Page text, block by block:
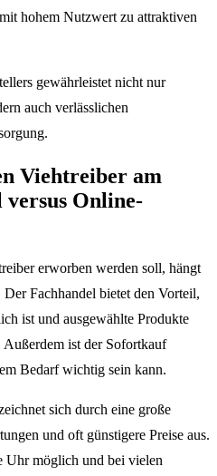
hohem Nutzwert zu attraktiven
gewährleistet nicht nur
auch verlässlichen
Viehtreiber am
versus Online-
erworben werden soll, hängt
Fachhandel bietet den Vorteil,
ist und ausgewählte Produkte
ist der Sofortkauf
Bedarf wichtig sein kann.
sich durch eine große
und oft günstigere Preise aus.
Uhr möglich und bei vielen